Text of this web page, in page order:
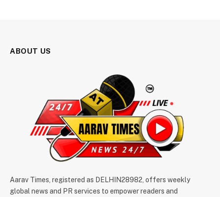
ABOUT US
Aarav Times, registered as DELHIN28982, offers weekly
global news and PR services to empower readers and